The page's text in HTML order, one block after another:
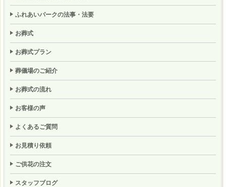
ふれあいパークの法事・法要
お葬式
お葬式プラン
葬儀場のご紹介
お葬式の流れ
お客様の声
よくあるご質問
お見積り依頼
ご供花の注文
スタッフブログ